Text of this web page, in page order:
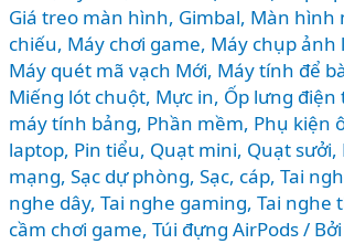
Giá treo màn hình, Gimbal, Màn hình
chiếu, Máy chơi game, Máy chụp ảnh
Máy quét mã vạch Mới, Máy tính để
Miếng lót chuột, Mực in, Ốp lưng điện
máy tính bảng, Phần mềm, Phụ kiện
laptop, Pin tiểu, Quạt mini, Quạt sưởi,
mạng, Sạc dự phòng, Sạc, cáp, Tai
nghe dây, Tai nghe gaming, Tai nghe
cầm chơi game, Túi đựng AirPods/ Bởi